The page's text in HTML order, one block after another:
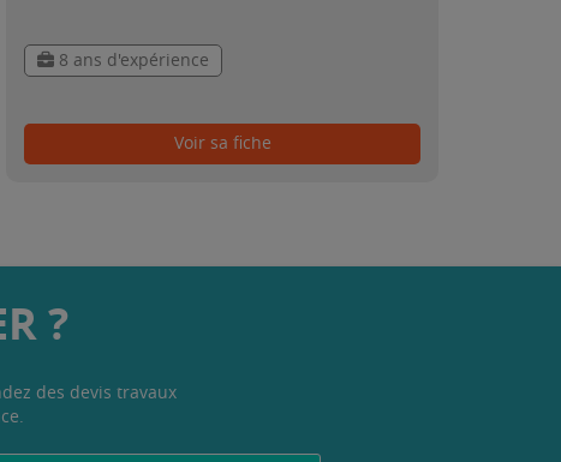
8 ans d'expérience
Voir sa fiche
?
des devis travaux